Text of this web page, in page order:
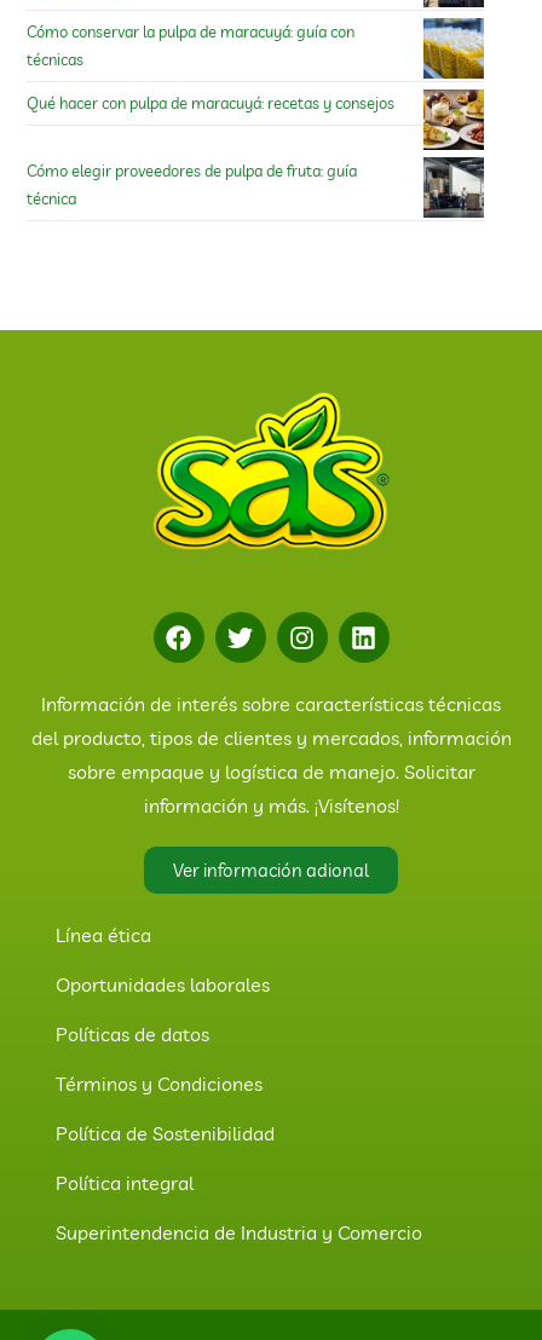
Cómo conservar la pulpa de maracuyá: guía con
técnicas
Qué hacer con pulpa de maracuyá: recetas y consejos
Cómo elegir proveedores de pulpa de fruta: guía
técnica
Información de interés sobre características técnicas
del producto, tipos de clientes y mercados, información
sobre empaque y logística de manejo. Solicitar
información y más. ¡Visítenos!
Ver información adional
Línea ética
Oportunidades laborales
Políticas de datos
Términos y Condiciones
Política de Sostenibilidad
Política integral
Superintendencia de Industria y Comercio